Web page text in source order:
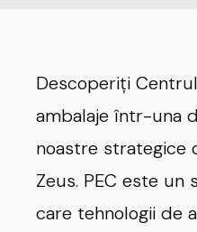
Descoperiți
ambalaje într-una
noastre strategice
Zeus. PEC este
care tehnologii de